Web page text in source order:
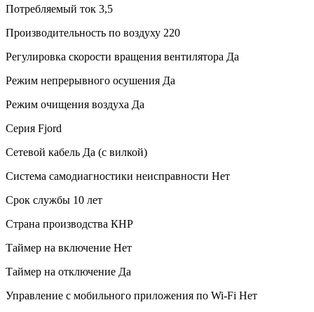
Потребляемый ток 3,5
Производительность по воздуху 220
Регулировка скорости вращения вентилятора Да
Режим непрерывного осушения Да
Режим очищения воздуха Да
Серия Fjord
Сетевой кабель Да (с вилкой)
Система самодиагностики неисправности Нет
Срок службы 10 лет
Страна производства КНР
Таймер на включение Нет
Таймер на отключение Да
Управление c мобильного приложения по Wi-Fi Нет